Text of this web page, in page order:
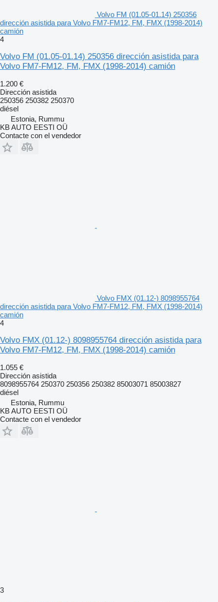
Volvo FM (01.05-01.14) 250356
dirección asistida para Volvo FM7-FM12, FM, FMX (1998-2014)
camión
4
Volvo FM (01.05-01.14) 250356 dirección asistida para
Volvo FM7-FM12, FM, FMX (1998-2014) camión
1.200 €
Dirección asistida
250356 250382 250370
diésel
Estonia, Rummu
KB AUTO EESTI OÜ
Contacte con el vendedor
Volvo FMX (01.12-) 8098955764
dirección asistida para Volvo FM7-FM12, FM, FMX (1998-2014)
camión
4
Volvo FMX (01.12-) 8098955764 dirección asistida para
Volvo FM7-FM12, FM, FMX (1998-2014) camión
1.055 €
Dirección asistida
8098955764 250370 250356 250382 85003071 85003827
diésel
Estonia, Rummu
KB AUTO EESTI OÜ
Contacte con el vendedor
3